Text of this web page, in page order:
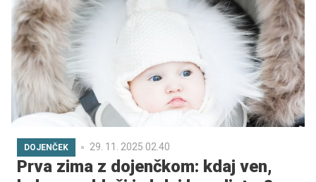
posebej, če nimajo pomoči partnerja ali družine.
DOJENČEK 29. 11. 2025 02.40
Prva zima z dojenčkom: kdaj ven,